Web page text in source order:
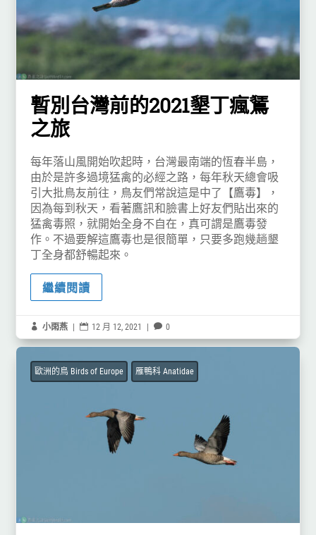
暫別台灣前的2021墾丁瘋鵟
之旅
每年落山風開始吹起時，台灣最南端的恆春半島，
由於是許多過境猛禽的必經之路，每年秋天總會吸
引大批鳥友前往，鳥友們常說這是中了【鷹毒】，
因為每到秋天，看著鷹訊和臉書上好友們貼出來的
猛禽毒照，就開始全身不自在，真可謂是鷹毒發
作。不過要解這鷹毒也是很簡單，只要多跑幾趟墾
丁全身都舒暢起來。
繼續閱讀
 小雨燕 |  12 月 12, 2021 |  0
歐洲的鳥 Birds of Europe 雁鴨科 Anatidae